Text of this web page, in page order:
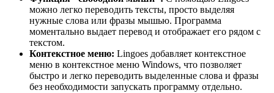
можно легко переводить тексты, просто выделяя
нужные слова или фразы мышью. Программа
моментально выдает перевод и отображает его рядом с
текстом.
Контекстное меню: Lingoes добавляет контекстное
меню в контекстное меню Windows, что позволяет
быстро и легко переводить выделенные слова и фразы
без необходимости запускать программу отдельно.